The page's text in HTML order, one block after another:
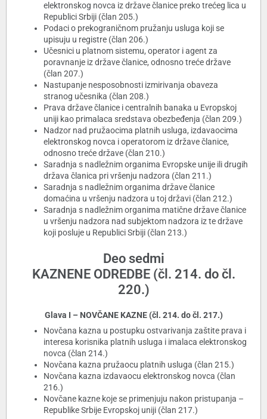
elektronskog novca iz države članice preko trećeg lica u
Republici Srbiji (član 205.)
Podaci o prekograničnom pružanju usluga koji se
upisuju u registre (član 206.)
Učesnici u platnom sistemu, operator i agent za
poravnanje iz države članice, odnosno treće države
(član 207.)
Nastupanje nesposobnosti izmirivanja obaveza
stranog učesnika (član 208.)
Prava države članice i centralnih banaka u Evropskoj
uniji kao primalaca sredstava obezbeđenja (član 209.)
Nadzor nad pružaocima platnih usluga, izdavaocima
elektronskog novca i operatorom iz države članice,
odnosno treće države (član 210.)
Saradnja s nadležnim organima Evropske unije ili drugih
država članica pri vršenju nadzora (član 211.)
Saradnja s nadležnim organima države članice
domaćina u vršenju nadzora u toj državi (član 212.)
Saradnja s nadležnim organima matične države članice
u vršenju nadzora nad subjektom nadzora iz te države
koji posluje u Republici Srbiji (član 213.)
Deo sedmi
KAZNENE ODREDBE (čl. 214. do čl.
220.)
Glava I – NOVČANE KAZNE (čl. 214. do čl. 217.)
Novčana kazna u postupku ostvarivanja zaštite prava i
interesa korisnika platnih usluga i imalaca elektronskog
novca (član 214.)
Novčana kazna pružaocu platnih usluga (član 215.)
Novčana kazna izdavaocu elektronskog novca (član
216.)
Novčane kazne koje se primenjuju nakon pristupanja –
Republike Srbije Evropskoj uniji (član 217.)